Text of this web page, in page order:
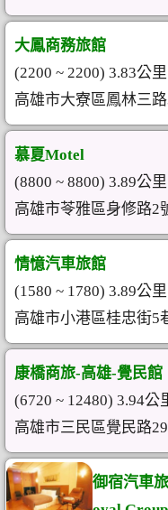
大鳳商務旅館
(2200 ~ 2200) 3.83公里
高雄市大寮區鳳林三
慕夏Motel
(8800 ~ 8800) 3.89公里
高雄市苓雅區身修路2
情憶汽車旅館
(1580 ~ 1780) 3.89公里
高雄市小港區桂忠街5
康橋商旅-高雄-覺民館
(6720 ~ 12480) 3.94公
高雄市三民區覺民路
御宿汽車